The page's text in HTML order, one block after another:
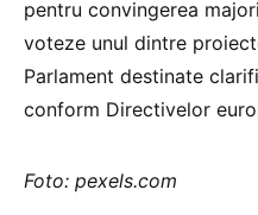
pentru convingerea
voteze unul dintre
Parlament destinate
conform Directivelor
Foto: pexels.com